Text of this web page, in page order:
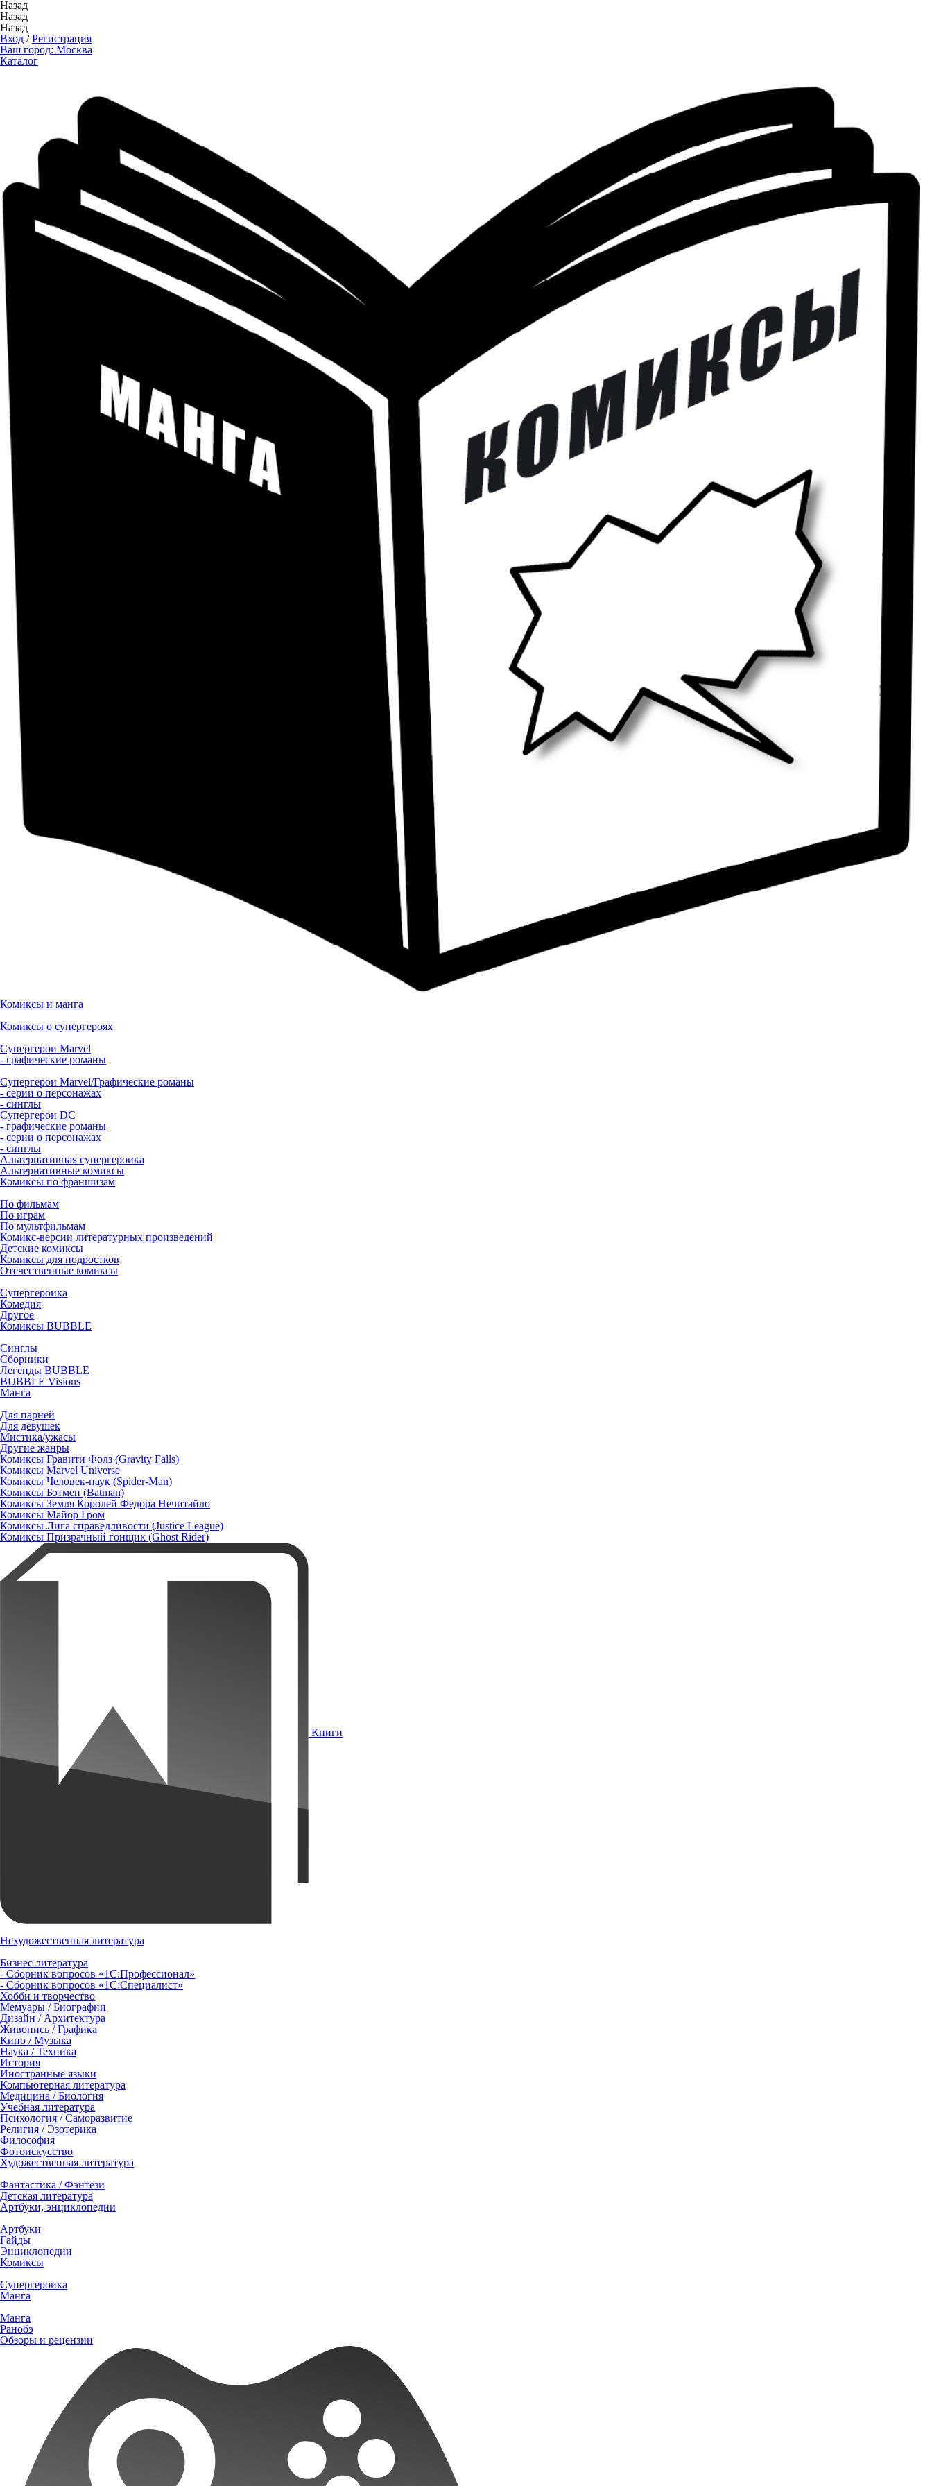
Назад
Назад
Назад
Вход /Регистрация
Ваш город: Москва
Каталог
Комиксы и манга
Комиксы о супергероях
Супергерои Marvel
- графические романы
Супергерои Marvel/Графические романы
- серии о персонажах
- синглы
Супергерои DC
- графические романы
- серии о персонажах
- синглы
Альтернативная супергероика
Альтернативные комиксы
Комиксы по франшизам
По фильмам
По играм
По мультфильмам
Комикс-версии литературных произведений
Детские комиксы
Комиксы для подростков
Отечественные комиксы
Супергероика
Комедия
Другое
Комиксы BUBBLE
Синглы
Сборники
Легенды BUBBLE
BUBBLE Visions
Манга
Для парней
Для девушек
Мистика/ужасы
Другие жанры
Комиксы Гравити Фолз (Gravity Falls)
Комиксы Marvel Universe
Комиксы Человек-паук (Spider-Man)
Комиксы Бэтмен (Batman)
Комиксы Земля Королей Федора Нечитайло
Комиксы Майор Гром
Комиксы Лига справедливости (Justice League)
Комиксы Призрачный гонщик (Ghost Rider)
Книги
Нехудожественная литература
Бизнес литература
- Сборник вопросов «1С:Профессионал»
- Сборник вопросов «1С:Специалист»
Хобби и творчество
Мемуары / Биографии
Дизайн / Архитектура
Живопись / Графика
Кино / Музыка
Наука / Техника
История
Иностранные языки
Компьютерная литература
Медицина / Биология
Учебная литература
Психология / Саморазвитие
Религия / Эзотерика
Философия
Фотоискусство
Художественная литература
Фантастика / Фэнтези
Детская литература
Артбуки, энциклопедии
Артбуки
Гайды
Энциклопедии
Комиксы
Супергероика
Манга
Манга
Ранобэ
Обзоры и рецензии